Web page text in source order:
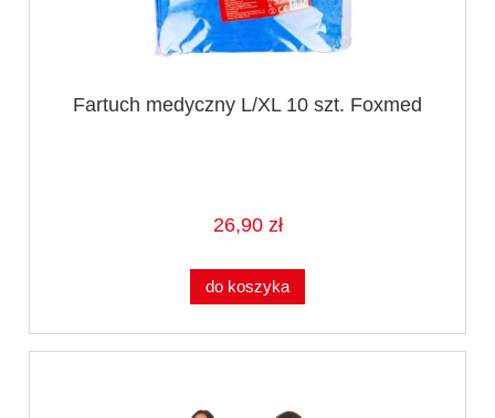
Fartuch medyczny L/XL 10 szt. Foxmed
26,90 zł
do koszyka